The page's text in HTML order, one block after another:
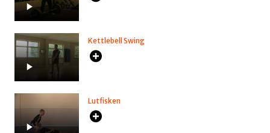
Kettlebell Swing
Lutfisken